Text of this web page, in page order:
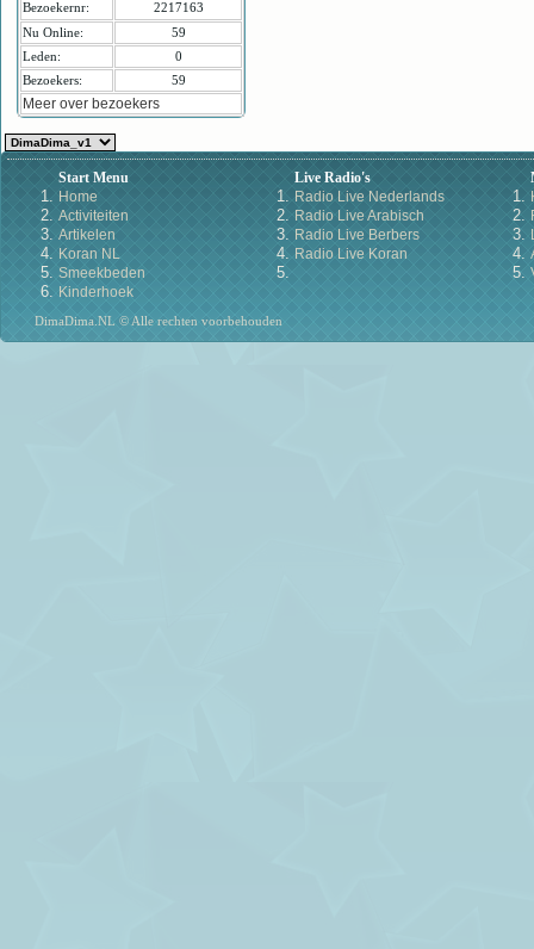
Bezoekernr:
2217163
Nu Online:
59
Leden:
0
Bezoekers:
59
Meer over bezoekers
Start Menu
Home
Activiteiten
Artikelen
Koran NL
Smeekbeden
Kinderhoek
Live Radio's
Radio Live Nederlands
Radio Live Arabisch
Radio Live Berbers
Radio Live Koran
DimaDima.NL © Alle rechten voorbehouden